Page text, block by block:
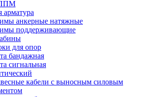
арматура
анкерные натяжные
поддерживающие
для опор
бандажная
сигнальная
кабели с выносным силовым